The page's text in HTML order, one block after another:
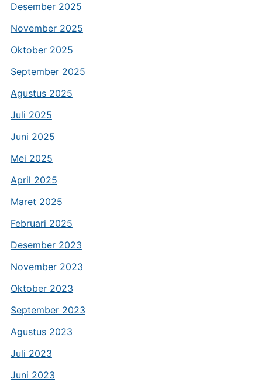
Desember 2025
November 2025
Oktober 2025
September 2025
Agustus 2025
Juli 2025
Juni 2025
Mei 2025
April 2025
Maret 2025
Februari 2025
Desember 2023
November 2023
Oktober 2023
September 2023
Agustus 2023
Juli 2023
Juni 2023